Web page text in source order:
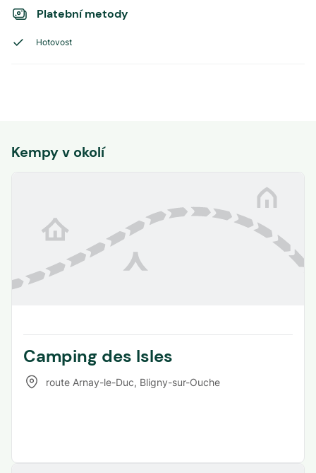
Platební metody
Hotovost
Kempy v okolí
Camping des Isles
route Arnay-le-Duc, Bligny-sur-Ouche